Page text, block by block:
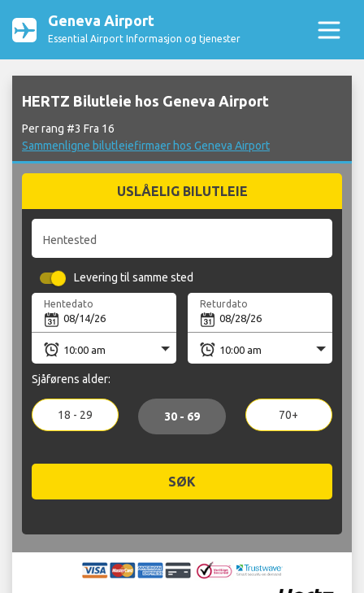
Geneva Airport
Essential Airport Informasjon og tjenester
HERTZ Bilutleie hos Geneva Airport
Per rang #3 Fra 16
Sammenligne bilutleiefirmaer hos Geneva Airport
USLÅELIG BILUTLEIE
Hentested
Levering til samme sted
Hentedato Returdato
Sjåførens alder:
18 - 29 30 - 69 70+
SØK